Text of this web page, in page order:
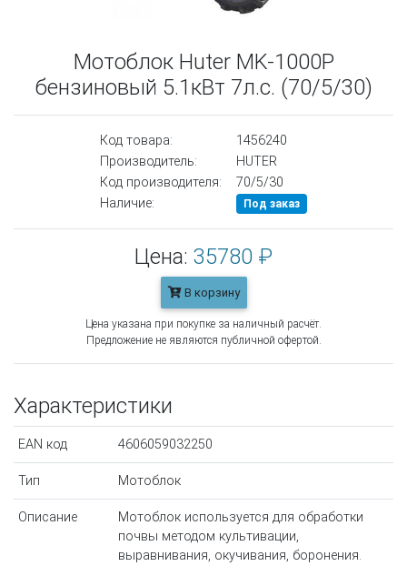
Мотоблок Huter MK-1000P
бензиновый 5.1кВт 7л.с. (70/5/30)
Код товара:
1456240
Производитель:
HUTER
Код производителя:
70/5/30
Наличие:
Под заказ
Цена: 35780 ₽
В корзину
Цена указана при покупке за наличный расчёт.
Предложение не являются публичной офертой.
Характеристики
EAN код 4606059032250
Тип Мотоблок
Описание
Мотоблок используется для обработки
почвы методом культивации,
выравнивания, окучивания, боронения.